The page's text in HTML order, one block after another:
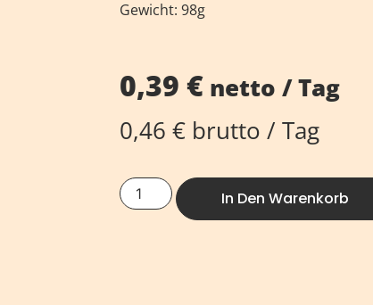
Gewicht: 98g
0,39€ netto / Tag
0,46€ brutto / Tag
In Den Warenkorb